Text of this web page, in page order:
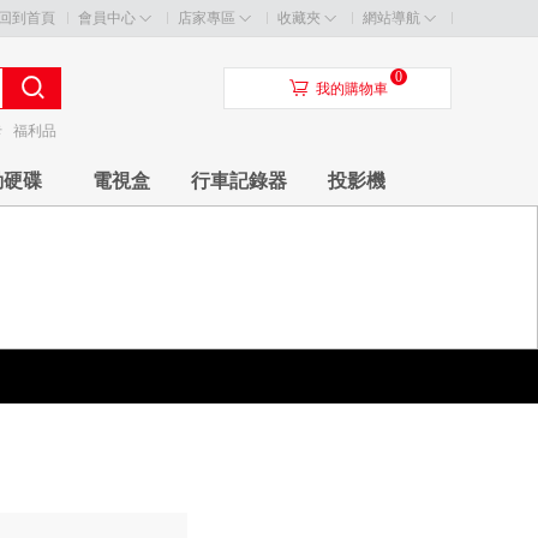
回到首頁 會員中心 店家專區 收藏夾 網站導航
福利品
󰃦 我的購物車
0
碟 電視盒 行車記錄器 投影機